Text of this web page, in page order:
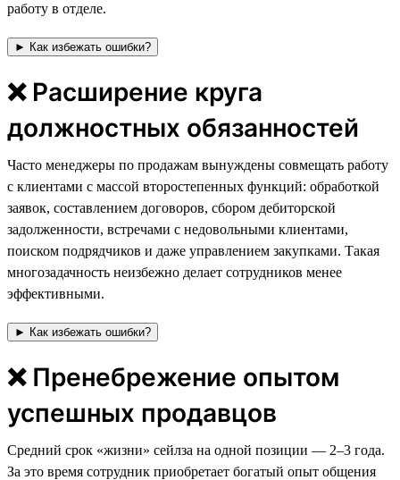
работу в отделе.
► Как избежать ошибки?
❌ Расширение круга
должностных обязанностей
Часто менеджеры по продажам вынуждены совмещать работу
с клиентами с массой второстепенных функций: обработкой
заявок, составлением договоров, сбором дебиторской
задолженности, встречами с недовольными клиентами,
поиском подрядчиков и даже управлением закупками. Такая
многозадачность неизбежно делает сотрудников менее
эффективными.
► Как избежать ошибки?
❌ Пренебрежение опытом
успешных продавцов
Средний срок «жизни» сейлза на одной позиции — 2–3 года.
За это время сотрудник приобретает богатый опыт общения